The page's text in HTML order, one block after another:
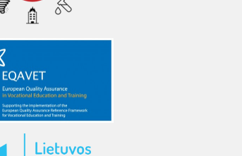
sąsiuviniai
apie mokymo(si) išteklius
mokymosi biblioteka
Suaugusiųjų mokymosi
informacinė sistema (SMIS)
Leidiniai
El. žurnalas „Suaugusiųjų